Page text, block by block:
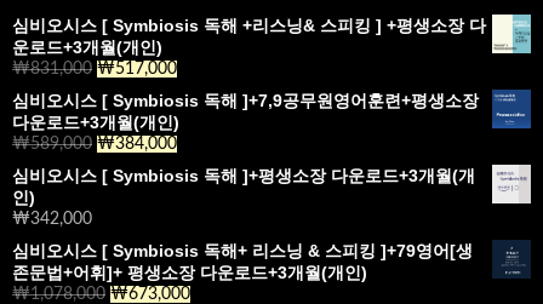
심비오시스 [ Symbiosis 독해 +리스닝& 스피킹 ] +평생소장 다
운로드+3개월(개인)
₩831,000 ₩517,000
심비오시스 [ Symbiosis 독해 ]+7,9공무원영어훈련+평생소장
다운로드+3개월(개인)
₩589,000 ₩384,000
심비오시스 [ Symbiosis 독해 ]+평생소장 다운로드+3개월(개
인)
₩342,000
심비오시스 [ Symbiosis 독해+ 리스닝 & 스피킹 ]+79영어[생
존문법+어휘]+ 평생소장 다운로드+3개월(개인)
₩1,078,000 ₩673,000